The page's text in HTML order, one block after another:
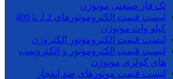
تک فاز صنعتی موتوژن
لیست قیمت الکتروموتورهای 2.2 تا 400
کیلو وات موتوژن
لیست قیمت الکتروموتور الکتروژن
لیست قیمت الکتروموتور و الکتروپمپ
های کولری موتوژن
لیست قیمت موتورهای ضد انفجار